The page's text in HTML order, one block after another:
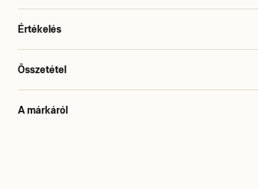
Értékelés
Összetétel
A márkáról